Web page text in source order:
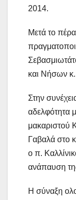
2014.
Μετά το
και Νήσων κ.
Στην
αδελφότητα
μακαριστού
Γαβαλά στο
ο π.
ανάπαυση
Η σύναξη